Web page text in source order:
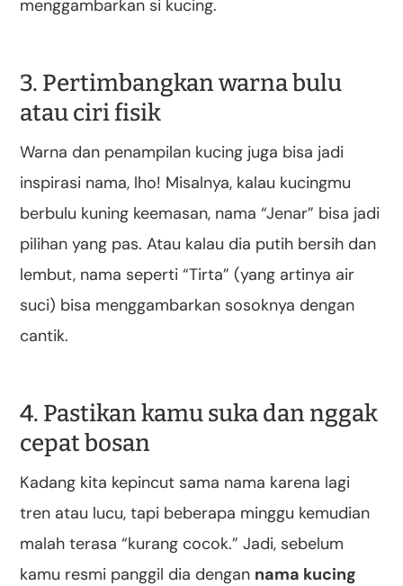
menggambarkan si kucing.
3. Pertimbangkan warna bulu
atau ciri fisik
Warna dan penampilan kucing juga bisa jadi
inspirasi nama, lho! Misalnya, kalau kucingmu
berbulu kuning keemasan, nama “Jenar” bisa jadi
pilihan yang pas. Atau kalau dia putih bersih dan
lembut, nama seperti “Tirta” (yang artinya air
suci) bisa menggambarkan sosoknya dengan
cantik.
4. Pastikan kamu suka dan nggak
cepat bosan
Kadang kita kepincut sama nama karena lagi
tren atau lucu, tapi beberapa minggu kemudian
malah terasa “kurang cocok.” Jadi, sebelum
kamu resmi panggil dia dengan nama kucing